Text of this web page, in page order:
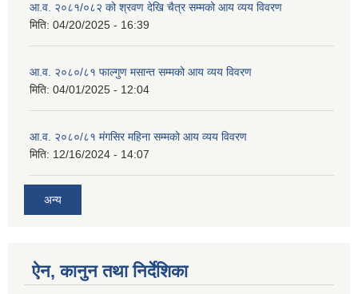
आ.व. २०८१/०८२ को श्रवण देखि चैत्र सम्मको आय व्यय विवरण
मिति: 04/20/2025 - 16:39
आ.व. २०८०/८१ फाल्गुण मसान्त सम्मको आय व्यय विवरण
मिति: 04/01/2025 - 12:04
आ.व. २०८०/८१ मंगसिर महिना सम्मको आय व्यय विवरण
मिति: 12/16/2024 - 14:07
अन्य
ऐन, कानुन तथा निर्देशिका